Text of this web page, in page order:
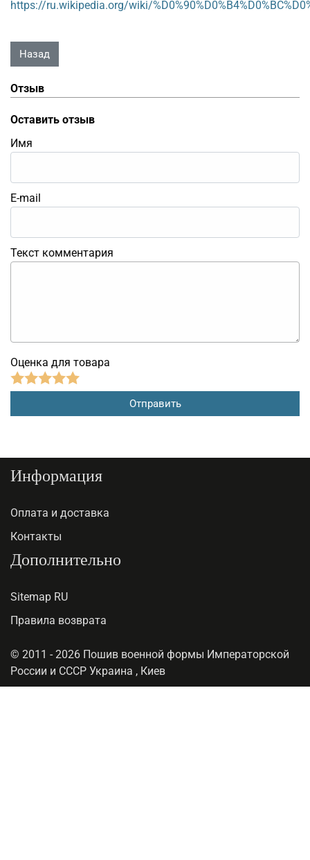
https://ru.wikipedia.org/wiki/
Отзыв
Оставить отзыв
Имя
E-mail
Текст комментария
Оценка для товара
Информация
Оплата и доставка
Контакты
Дополнительно
Sitemap RU
Правила возврата
© 2011 - 2026 Пошив военной формы Императорской
России и СССР Украина , Киев